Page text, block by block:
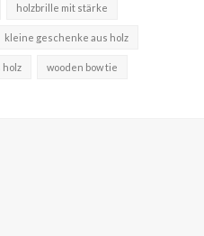
holzbrille mit stärke
kleine geschenke aus holz
holz wooden bow tie